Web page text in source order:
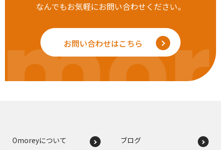
なんでもお気軽にお問い合わせください。
お問い合わせはこちら
Omoreyについて ブログ